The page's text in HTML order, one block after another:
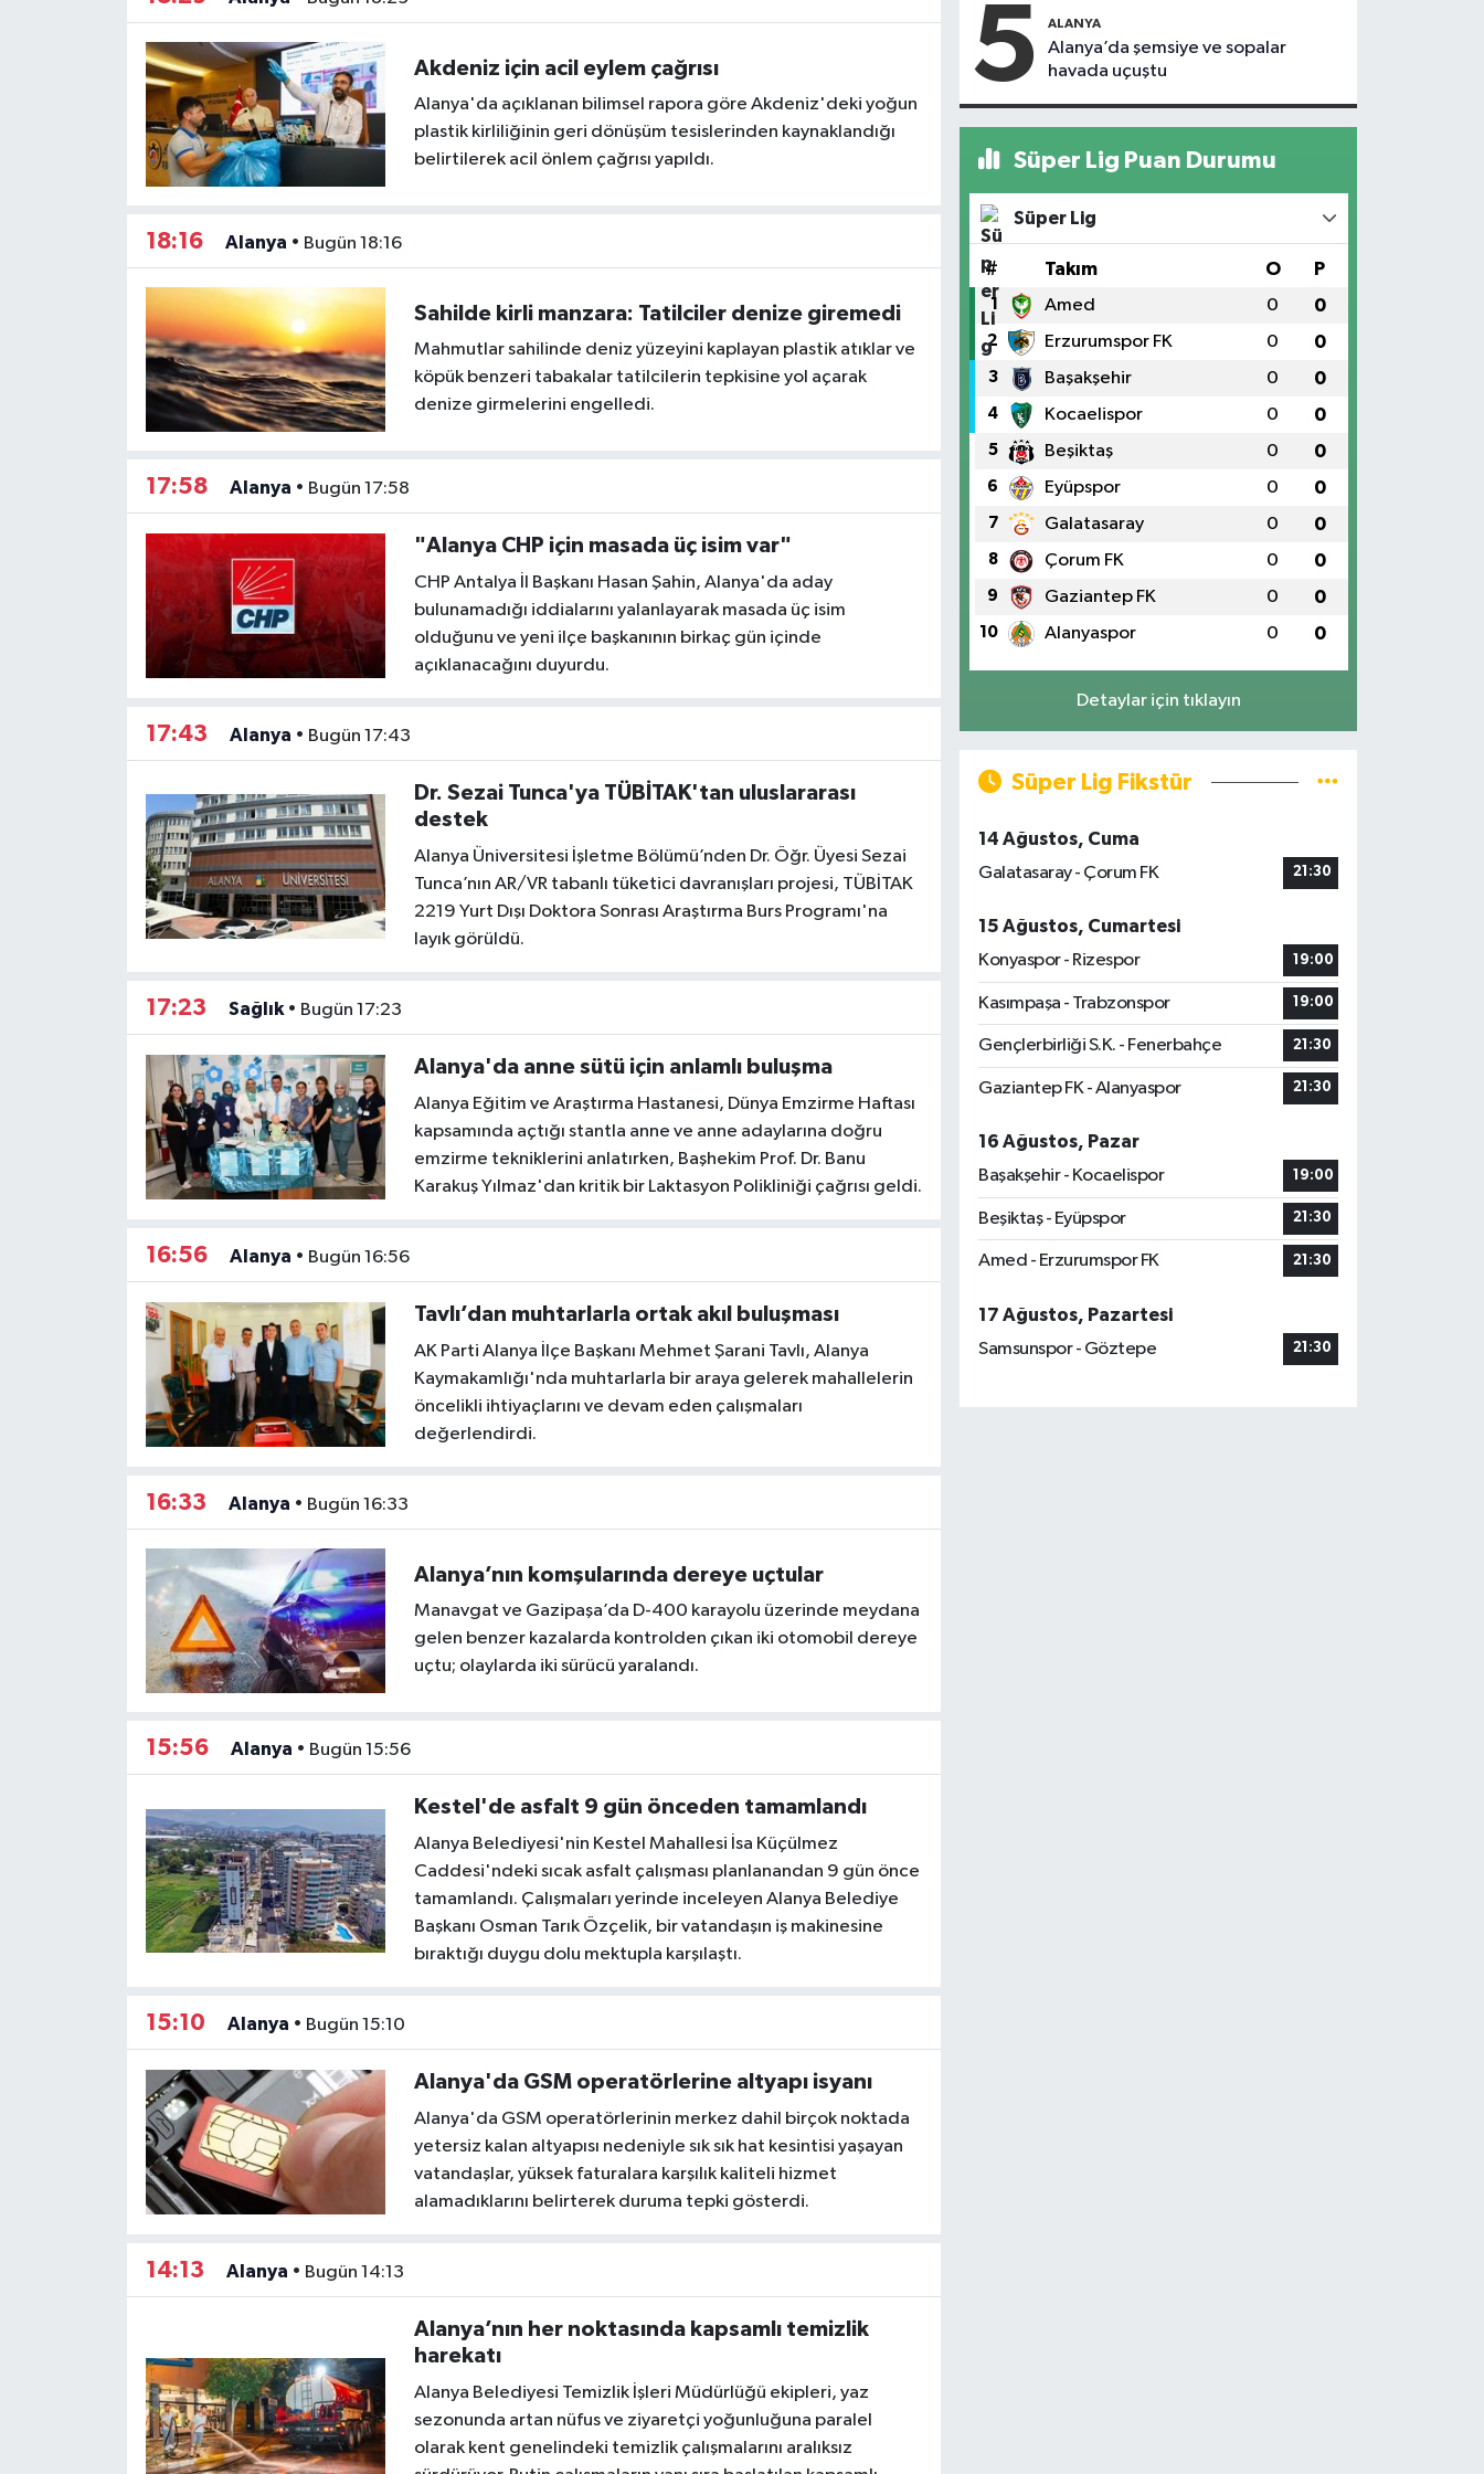
Akdeniz için acil eylem çağrısı
Alanya'da açıklanan bilimsel rapora göre Akdeniz'deki yoğun
plastik kirliliğinin geri dönüşüm tesislerinden kaynaklandığı
belirtilerek acil önlem çağrısı yapıldı.
18:16 Alanya • Bugün 18:16
Sahilde kirli manzara: Tatilciler denize giremedi
Mahmutlar sahilinde deniz yüzeyini kaplayan plastik atıklar ve
köpük benzeri tabakalar tatilcilerin tepkisine yol açarak
denize girmelerini engelledi.
17:58 Alanya • Bugün 17:58
"Alanya CHP için masada üç isim var"
CHP Antalya İl Başkanı Hasan Şahin, Alanya'da aday
bulunamadığı iddialarını yalanlayarak masada üç isim
olduğunu ve yeni ilçe başkanının birkaç gün içinde
açıklanacağını duyurdu.
17:43 Alanya • Bugün 17:43
Dr. Sezai Tunca'ya TÜBİTAK'tan uluslararası
destek
Alanya Üniversitesi İşletme Bölümü’nden Dr. Öğr. Üyesi Sezai
Tunca’nın AR/VR tabanlı tüketici davranışları projesi, TÜBİTAK
2219 Yurt Dışı Doktora Sonrası Araştırma Burs Programı'na
layık görüldü.
17:23 Sağlık• Bugün 17:23
Alanya'da anne sütü için anlamlı buluşma
Alanya Eğitim ve Araştırma Hastanesi, Dünya Emzirme Haftası
kapsamında açtığı stantla anne ve anne adaylarına doğru
emzirme tekniklerini anlatırken, Başhekim Prof. Dr. Banu
Karakuş Yılmaz'dan kritik bir Laktasyon Polikliniği çağrısı geldi.
16:56 Alanya • Bugün 16:56
Tavlı’dan muhtarlarla ortak akıl buluşması
AK Parti Alanya İlçe Başkanı Mehmet Şarani Tavlı, Alanya
Kaymakamlığı'nda muhtarlarla bir araya gelerek mahallelerin
öncelikli ihtiyaçlarını ve devam eden çalışmaları
değerlendirdi.
16:33 Alanya • Bugün 16:33
Alanya’nın komşularında dereye uçtular
Manavgat ve Gazipaşa’da D-400 karayolu üzerinde meydana
gelen benzer kazalarda kontrolden çıkan iki otomobil dereye
uçtu; olaylarda iki sürücü yaralandı.
15:56 Alanya • Bugün 15:56
Kestel'de asfalt 9 gün önceden tamamlandı
Alanya Belediyesi'nin Kestel Mahallesi İsa Küçülmez
Caddesi'ndeki sıcak asfalt çalışması planlanandan 9 gün önce
tamamlandı. Çalışmaları yerinde inceleyen Alanya Belediye
Başkanı Osman Tarık Özçelik, bir vatandaşın iş makinesine
bıraktığı duygu dolu mektupla karşılaştı.
15:10 Alanya • Bugün 15:10
Alanya'da GSM operatörlerine altyapı isyanı
Alanya'da GSM operatörlerinin merkez dahil birçok noktada
yetersiz kalan altyapısı nedeniyle sık sık hat kesintisi yaşayan
vatandaşlar, yüksek faturalara karşılık kaliteli hizmet
alamadıklarını belirterek duruma tepki gösterdi.
14:13 Alanya • Bugün 14:13
Alanya’nın her noktasında kapsamlı temizlik
harekatı
Alanya Belediyesi Temizlik İşleri Müdürlüğü ekipleri, yaz
sezonunda artan nüfus ve ziyaretçi yoğunluğuna paralel
olarak kent genelindeki temizlik çalışmalarını aralıksız
kapandı
çarptı
5 ALANYA
Alanya’da şemsiye ve sopalar
havada uçuştu
Süper Lig Puan Durumu
Süper Lig
# Takım O P
1 Amed 0 0
2 Erzurumspor FK 0 0
3 Başakşehir 0 0
4 Kocaelispor 0 0
5 Beşiktaş 0 0
6 Eyüpspor 0 0
7 Galatasaray 0 0
8 Çorum FK 0 0
9 Gaziantep FK 0 0
10 Alanyaspor 0 0
Detaylar için tıklayın
Süper Lig Fikstür
14 Ağustos, Cuma
Galatasaray - Çorum FK
21:30
15 Ağustos, Cumartesi
Konyaspor - Rizespor
19:00
Kasımpaşa - Trabzonspor 19:00
Gençlerbirliği S.K. - Fenerbahçe 21:30
Gaziantep FK - Alanyaspor 21:30
16 Ağustos, Pazar
Başakşehir - Kocaelispor
19:00
Beşiktaş - Eyüpspor 21:30
Amed - Erzurumspor FK 21:30
17 Ağustos, Pazartesi
Samsunspor - Göztepe
21:30